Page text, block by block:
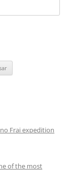
Frai expedition
of the most